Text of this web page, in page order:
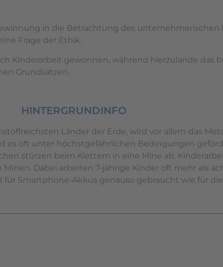
in die Betrachtung des unternehmerischen
Frage der Ethik.
Kinderarbeit gewonnen, während hierzulande das
Grundsätzen.
HINTERGRUNDINFO
Länder der Erde, wird vor allem das
es oft unter höchstgefährlichen Bedingungen
stürzen beim Klettern in eine Mine ab.
Dabei arbeiten 7-jährige Kinder oft mehr als
für Smartphone-Akkus genauso gebraucht wie für